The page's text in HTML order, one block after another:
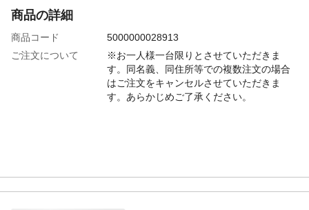
商品の詳細
商品コード
5000000028913
ご注文について
※お一人様一台限りとさせていただきま
す。同名義、同住所等での複数注文の場合
はご注文をキャンセルさせていただきま
す。あらかじめご了承ください。